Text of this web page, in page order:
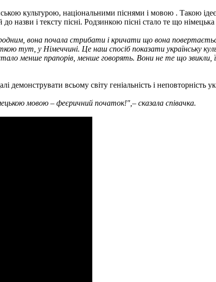
культурою, національними піснями і мовою . Такою
назви і тексту пісні. Родзинкою пісні стало те що
вона почала стрибати і кричати що вона
тут, у Німеччині. Це наш спосіб показати українську
менше прапорів, менше говорять. Вони не те що
всьому світу геніальність і неповторність
мовою – феєричний початок!",– сказала співачка.